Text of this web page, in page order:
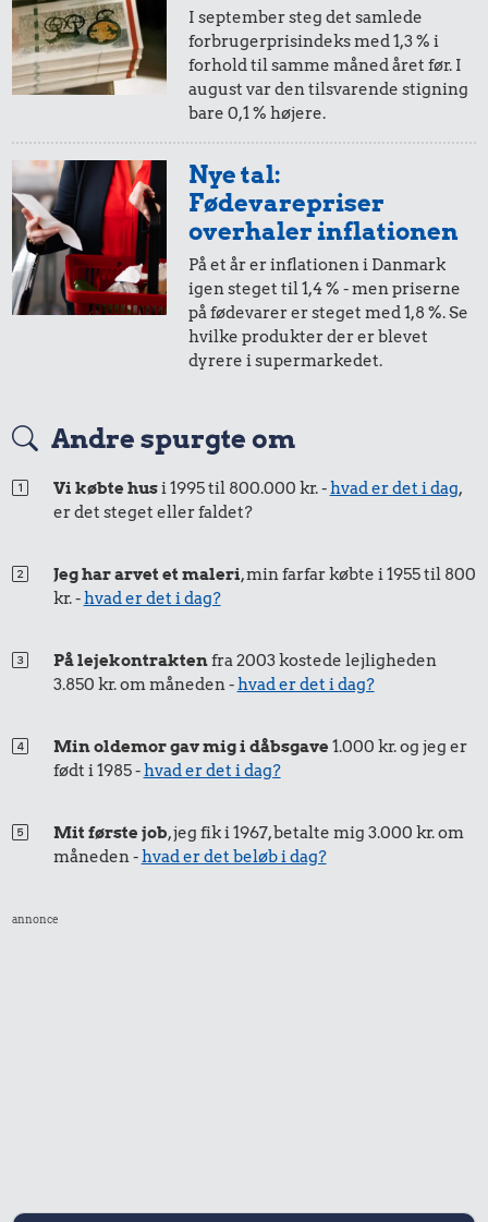
5,91 kr.
24 kr.
Røget sild
315 kr.
Taxatur,
Hovedbanegården-
Lufthavnen
14 kr.
0,99 kr.
18 kr. 49 kr.
27 kr.
chokolade
Danmarks Statistik.
50 øre
i 1991
= 0,98,-
i dag
25 øre
i 1991 i dag
I september steg det samlede
forbrugerprisindeks med 1,3 % i
forhold til samme måned året før. I
august var den tilsvarende stigning
bare 0,1 % højere.
Nye tal:
Fødevarepriser
overhaler inflationen
På et år er inflationen i Danmark
igen steget til 1,4 % - men priserne
på fødevarer er steget med 1,8 %. Se
hvilke produkter der er blevet
dyrere i supermarkedet.
Andre spurgte om
Vi købte husi 1995 til 800.000 kr. -hvad er det i dag,
er det steget eller faldet?
Jeg har arvet et maleri, min farfar købte i 1955 til 800
kr. -hvad er det i dag?
På lejekontraktenfra 2003 kostede lejligheden
3.850 kr. om måneden -hvad er det i dag?
Min oldemor gav mig i dåbsgave1.000 kr. og jeg er
født i 1985 -hvad er det i dag?
Mit første job, jeg fik i 1967, betalte mig 3.000 kr. om
måneden -hvad er det beløb i dag?
annonce